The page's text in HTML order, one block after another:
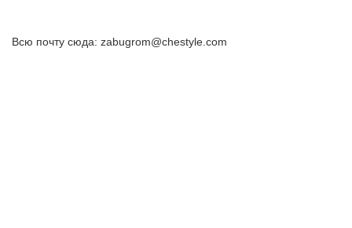
Всю почту сюда: zabugrom@chestyle.com